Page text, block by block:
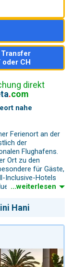
oder CH
direkt
.com
nahe
Ferienort an der
der
Flughafens.
Ort zu den
für Gäste,
Inclusive-Hotels
zu einer
und einem
Tavernen,
keine
und gut
und
...weiterlesen
Hani